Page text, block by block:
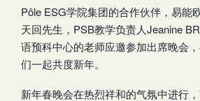
Pôle ESG学院集团的合作伙伴，易能
天回先生，PSB教学负责人Jeanine
语预科中心的老师应邀参加出席晚会
们一起共度新年。
新年春晚会在热烈祥和的气氛中进行